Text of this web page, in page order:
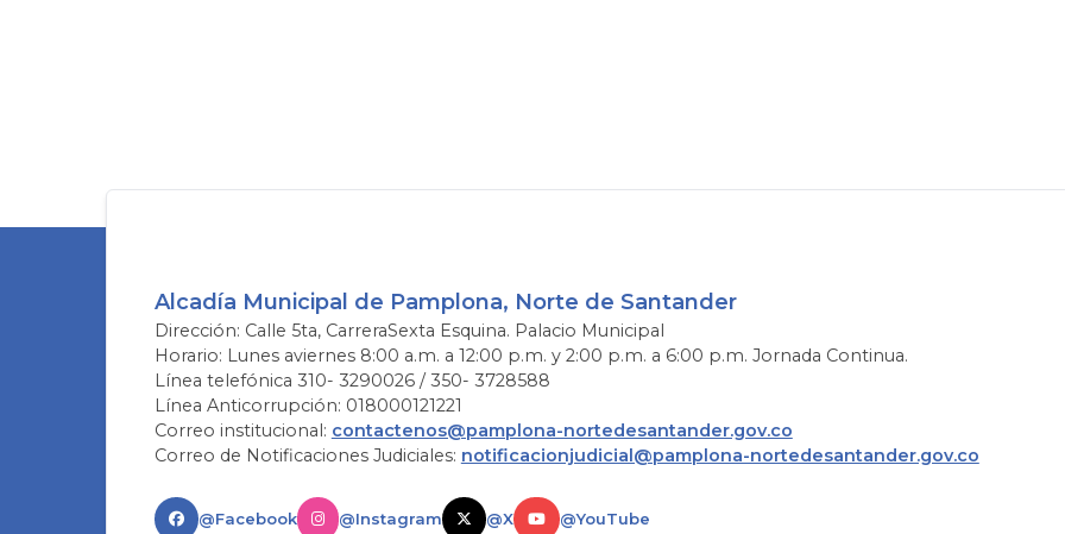
Alcadía Municipal de Pamplona, Norte de Santander
Dirección: Calle 5ta, CarreraSexta Esquina. Palacio Municipal
Horario: Lunes aviernes 8:00 a.m. a 12:00 p.m. y 2:00 p.m. a 6:00 p.m. Jornada Continua.
Línea telefónica 310- 3290026 / 350- 3728588
Línea Anticorrupción: 018000121221
Correo institucional: contactenos@pamplona-nortedesantander.gov.co
Correo de Notificaciones Judiciales: notificacionjudicial@pamplona-nortedesantander.gov.co
@Facebook @Instagram @X @YouTube